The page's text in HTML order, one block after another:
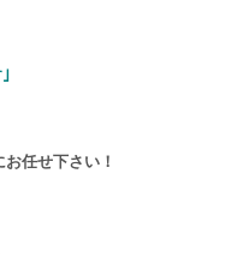
任せ下さい！